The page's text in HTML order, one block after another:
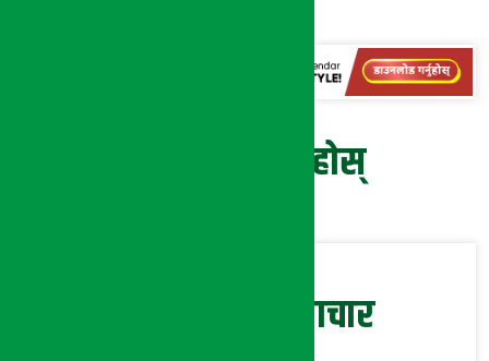
प्रतिक्रिया दिनुहोस्
सम्बन्धित समाचार